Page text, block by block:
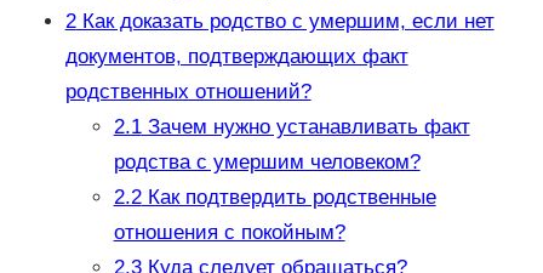
2Как доказать родство с умершим, если нет
документов, подтверждающих факт
родственных отношений?
2.1Зачем нужно устанавливать факт
родства с умершим человеком?
2.2Как подтвердить родственные
отношения с покойным?
2.3Куда следует обращаться?